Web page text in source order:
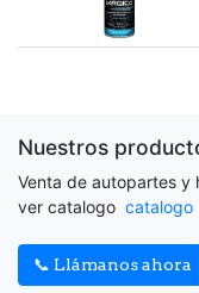
Nuestros
Venta de autopartes y
ver catalogo catalogo
📞 Llámanos ahora